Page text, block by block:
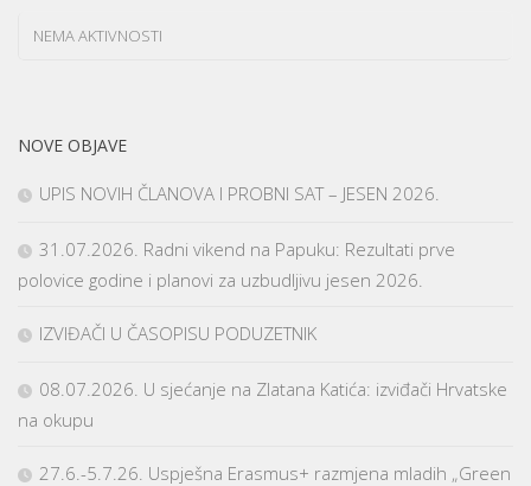
NEMA AKTIVNOSTI
NOVE OBJAVE
UPIS NOVIH ČLANOVA I PROBNI SAT – JESEN 2026.
31.07.2026. Radni vikend na Papuku: Rezultati prve
polovice godine i planovi za uzbudljivu jesen 2026.
IZVIĐAČI U ČASOPISU PODUZETNIK
08.07.2026. U sjećanje na Zlatana Katića: izviđači Hrvatske
na okupu
27.6.-5.7.26. Uspješna Erasmus+ razmjena mladih „Green